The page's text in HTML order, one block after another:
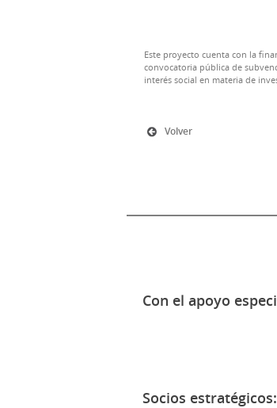
Este proyecto cuenta con la
convocatoria pública de
interés social en materia de
Volver
Con el apoyo
Socios estratégicos: